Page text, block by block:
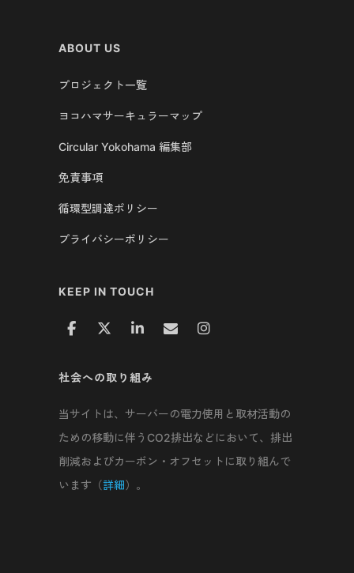
ABOUT US
プロジェクト一覧
ヨコハマサーキュラーマップ
Circular Yokohama 編集部
免責事項
循環型調達ポリシー
プライバシーポリシー
KEEP IN TOUCH
社会への取り組み
当サイトは、サーバーの電力使用と取材活動の
ための移動に伴うCO2排出などにおいて、排出
削減およびカーボン・オフセットに取り組んで
います（詳細）。